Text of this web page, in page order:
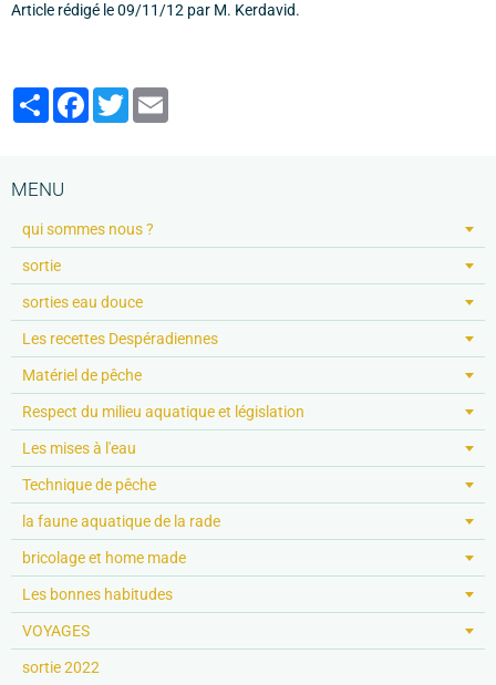
Article rédigé le 09/11/12 par M. Kerdavid.
PartagerFacebook
Twitter
MENU
qui sommes nous ?
sortie
sorties eau douce
Les recettes Despéradiennes
Matériel de pêche
Respect du milieu aquatique et législation
Les mises à l'eau
Technique de pêche
la faune aquatique de la rade
bricolage et home made
Les bonnes habitudes
VOYAGES
sortie 2022